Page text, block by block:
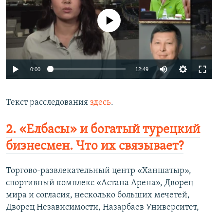
No media source currently available
0:00 12:49
Текст расследования здесь.
2. «Елбасы» и богатый турецкий
бизнесмен. Что их связывает?
Торгово-развлекательный центр «Ханшатыр»,
спортивный комплекс «Астана Арена», Дворец
мира и согласия, несколько больших мечетей,
Дворец Независимости, Назарбаев Университет,